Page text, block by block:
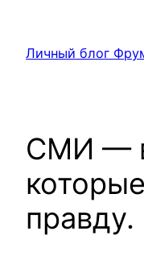
содержимому
Личный блог
СМИ —
правду.